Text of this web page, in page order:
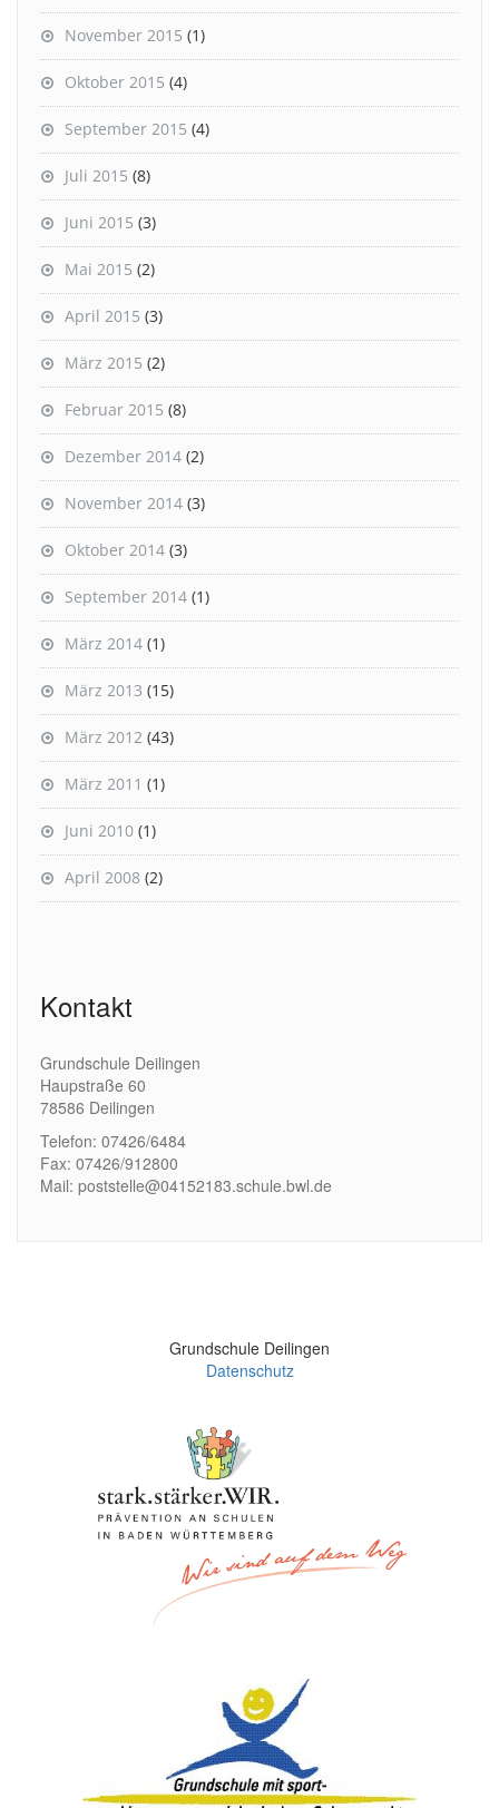
November 2015 (1)
Oktober 2015 (4)
September 2015 (4)
Juli 2015 (8)
Juni 2015 (3)
Mai 2015 (2)
April 2015 (3)
März 2015 (2)
Februar 2015 (8)
Dezember 2014 (2)
November 2014 (3)
Oktober 2014 (3)
September 2014 (1)
März 2014 (1)
März 2013 (15)
März 2012 (43)
März 2011 (1)
Juni 2010 (1)
April 2008 (2)
Kontakt
Grundschule Deilingen
Haupstraße 60
78586 Deilingen
Telefon: 07426/6484
Fax: 07426/912800
Mail: poststelle@04152183.schule.bwl.de
Grundschule Deilingen
Datenschutz